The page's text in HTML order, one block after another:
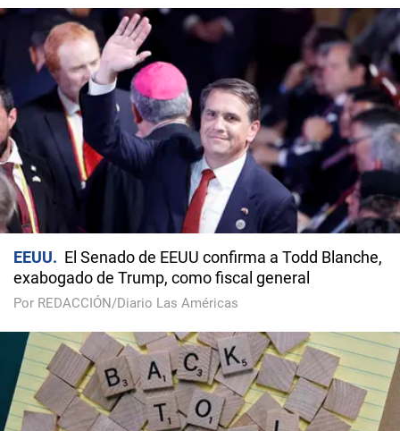
EEUU
El Senado de EEUU confirma a Todd Blanche,
exabogado de Trump, como fiscal general
Por REDACCIÓN/Diario Las Américas